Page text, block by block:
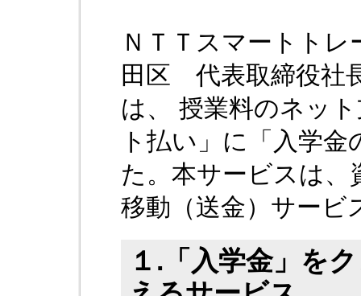
ＮＴＴスマートト
田区 代表取締役社
は、 授業料のネッ
ト払い」に「入学
た。本サービスは、
移動（送金）サービ
１.「入学金」を